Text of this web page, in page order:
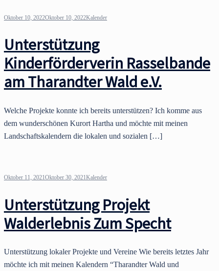
Oktober 10, 2022Oktober 10, 2022Kalender
Unterstützung
Kinderförderverin Rasselbande
am Tharandter Wald e.V.
Welche Projekte konnte ich bereits unterstützen? Ich komme aus
dem wunderschönen Kurort Hartha und möchte mit meinen
Landschaftskalendern die lokalen und sozialen […]
Oktober 11, 2021Oktober 30, 2021Kalender
Unterstützung Projekt
Walderlebnis Zum Specht
Unterstützung lokaler Projekte und Vereine Wie bereits letztes Jahr
möchte ich mit meinen Kalendern “Tharandter Wald und